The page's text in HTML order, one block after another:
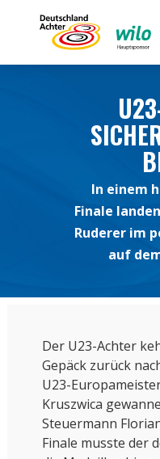
In einem
Finale
Ruderer im
auf
Der U23-Achter
Gepäck zurück
U23-
Kruszwica
Steuermann
Finale musste der